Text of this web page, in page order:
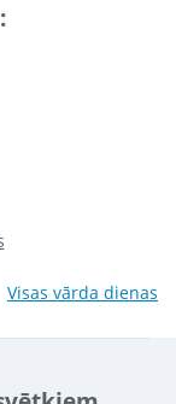
Visas vārda dienas